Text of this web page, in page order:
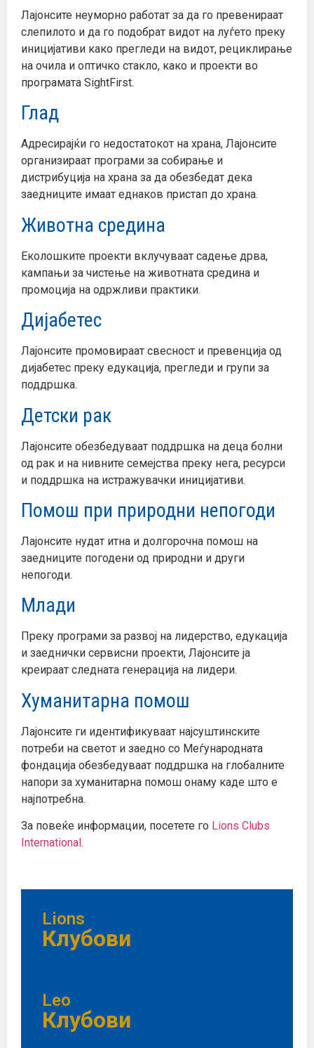
Лајонсите неуморно работат за да го превенираат
слепилото и да го подобрат видот на луѓето преку
иницијативи како прегледи на видот, рециклирање
на очила и оптичко стакло, како и проекти во
програмата SightFirst.
Глад
Адресирајќи го недостатокот на храна, Лајонсите
организираат програми за собирање и
дистрибуција на храна за да обезбедат дека
заедниците имаат еднаков пристап до храна.
Животна средина
Еколошките проекти вклучуваат садење дрва,
кампањи за чистење на животната средина и
промоција на одржливи практики.
Дијабетес
Лајонсите промовираат свесност и превенција од
дијабетес преку едукација, прегледи и групи за
поддршка.
Детски рак
Лајонсите обезбедуваат поддршка на деца болни
од рак и на нивните семејства преку нега, ресурси
и поддршка на истражувачки иницијативи.
Помош при природни непогоди
Лајонсите нудат итна и долгорочна помош на
заедниците погодени од природни и други
непогоди.
Млади
Преку програми за развој на лидерство, едукација
и заеднички сервисни проекти, Лајонсите ја
креираат следната генерација на лидери.
Хуманитарна помош
Лајонсите ги идентификуваат најсуштинските
потреби на светот и заедно со Меѓународната
фондација обезбедуваат поддршка на глобалните
напори за хуманитарна помош онаму каде што е
најпотребна.
За повеќе информации, посетете го Lions Clubs
International.
Lions
Клубови
Leo
Клубови